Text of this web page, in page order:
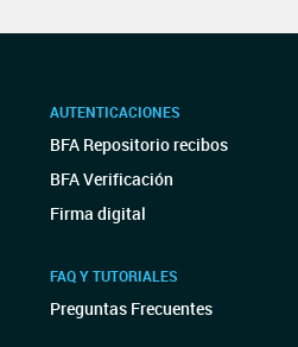
AUTENTICACIONES
BFA Repositorio recibos
BFA Verificación
Firma digital
FAQ Y TUTORIALES
Preguntas Frecuentes